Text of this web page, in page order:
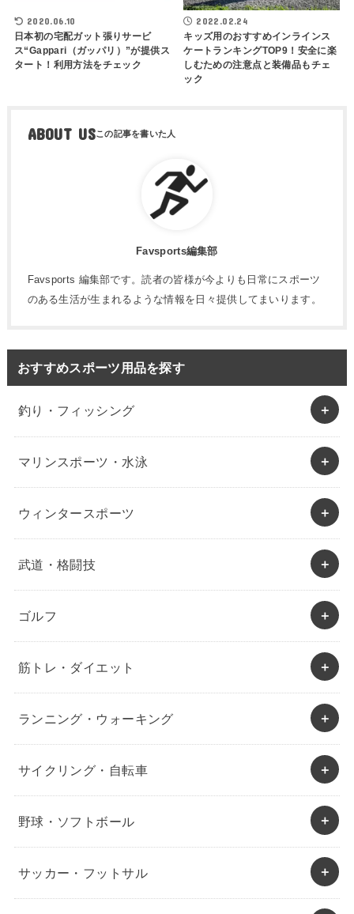
2020.06.10
日本初の宅配ガット張りサービ
ス“Gappari（ガッパリ）”が提供ス
タート！利用方法をチェック
2022.02.24
キッズ用のおすすめインラインス
ケートランキングTOP9！安全に楽
しむための注意点と装備品もチェ
ック
ABOUT US
Favsports編集部
Favsports 編集部です。読者の皆様が今よりも日常にスポーツ
のある生活が生まれるような情報を日々提供してまいります。
おすすめスポーツ用品を探す
釣り・フィッシング
マリンスポーツ・水泳
ウィンタースポーツ
武道・格闘技
ゴルフ
筋トレ・ダイエット
ランニング・ウォーキング
サイクリング・自転車
野球・ソフトボール
サッカー・フットサル